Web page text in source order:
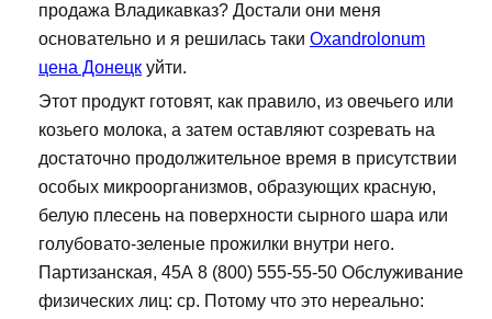
продажа Владикавказ? Достали они меня
основательно и я решилась таки Oxandrolonum
цена Донецк уйти.
Этот продукт готовят, как правило, из овечьего или
козьего молока, а затем оставляют созревать на
достаточно продолжительное время в присутствии
особых микроорганизмов, образующих красную,
белую плесень на поверхности сырного шара или
голубовато-зеленые прожилки внутри него.
Партизанская, 45А 8 (800) 555-55-50 Обслуживание
физических лиц: ср. Потому что это нереально: